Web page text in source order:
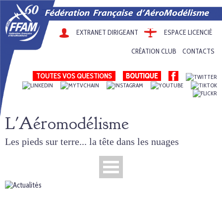
EXTRANET DIRIGEANT ESPACE LICENCIÉ
CRÉATION CLUB CONTACTS
TOUTES VOS QUESTIONS
L'Aéromodélisme
Les pieds sur terre... la tête dans les nuages